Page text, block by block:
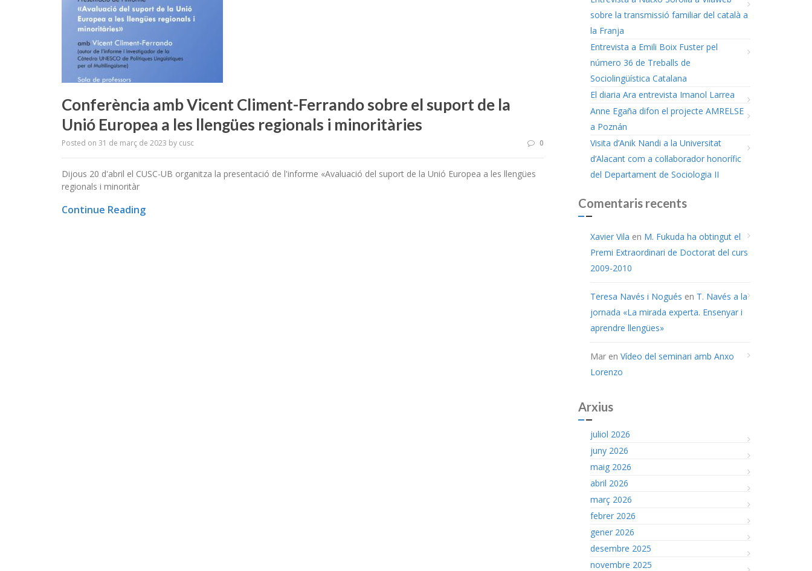
Conferència amb Vicent Climent-Ferrando sobre el suport de la
Unió Europea a les llengües regionals i minoritàries
Posted on 31 de març de 2023 by cusc 0
Dijous 20 d'abril el CUSC-UB organitza la presentació de l'informe «Avaluació del suport de la Unió Europea a les llengües
regionals i minoritàr
Continue Reading
sobre la transmissió familiar del català a
la Franja
Entrevista a Emili Boix Fuster pel
número 36 de Treballs de
Sociolingüística Catalana
El diaria Ara entrevista Imanol Larrea
Anne Egaña difon el projecte AMRELSE
a Poznán
Visita d’Anik Nandi a la Universitat
d’Alacant com a col·laborador honorífic
del Departament de Sociologia II
Comentaris recents
Xavier Vila en M. Fukuda ha obtingut el
Premi Extraordinari de Doctorat del curs
2009-2010
Teresa Navés i Nogués en T. Navés a la
jornada «La mirada experta. Ensenyar i
aprendre llengües»
Mar en Vídeo del seminari amb Anxo
Lorenzo
Arxius
juliol 2026
juny 2026
maig 2026
abril 2026
març 2026
febrer 2026
gener 2026
desembre 2025
novembre 2025